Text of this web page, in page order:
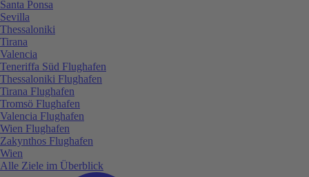
Santa Ponsa
Sevilla
Thessaloniki
Tirana
Valencia
Teneriffa Süd Flughafen
Thessaloniki Flughafen
Tirana Flughafen
Tromsö Flughafen
Valencia Flughafen
Wien Flughafen
Zakynthos Flughafen
Wien
Alle Ziele im Überblick